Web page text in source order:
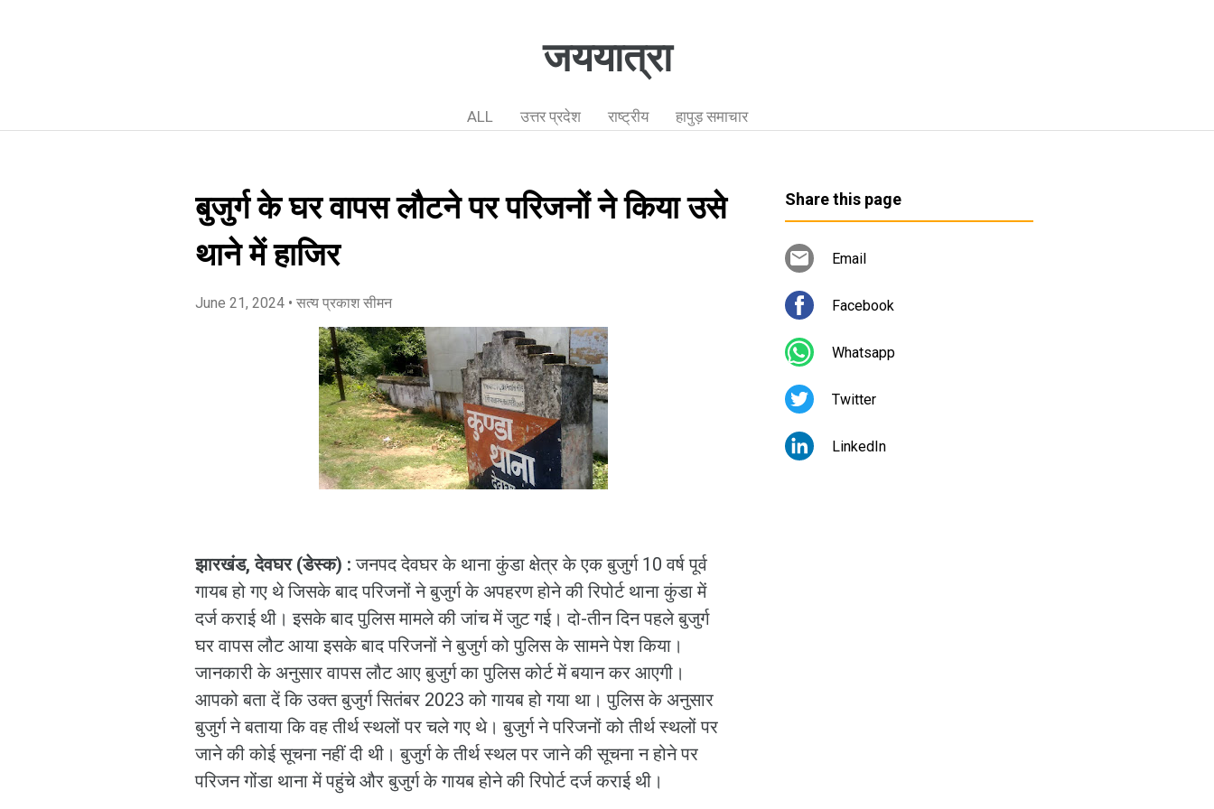
जययात्रा
ALL उत्तर प्रदेश राष्ट्रीय हापुड़ समाचार
बुजुर्ग के घर वापस लौटने पर परिजनों ने किया उसे
थाने में हाजिर
June 21, 2024 • सत्य प्रकाश सीमन
झारखंड, देवघर (डेस्क) : जनपद देवघर के थाना कुंडा क्षेत्र के एक बुजुर्ग 10 वर्ष पूर्व
गायब हो गए थे जिसके बाद परिजनों ने बुजुर्ग के अपहरण होने की रिपोर्ट थाना कुंडा में
दर्ज कराई थी। इसके बाद पुलिस मामले की जांच में जुट गई। दो-तीन दिन पहले बुजुर्ग
घर वापस लौट आया इसके बाद परिजनों ने बुजुर्ग को पुलिस के सामने पेश किया।
जानकारी के अनुसार वापस लौट आए बुजुर्ग का पुलिस कोर्ट में बयान कर आएगी।
आपको बता दें कि उक्त बुजुर्ग सितंबर 2023 को गायब हो गया था। पुलिस के अनुसार
बुजुर्ग ने बताया कि वह तीर्थ स्थलों पर चले गए थे। बुजुर्ग ने परिजनों को तीर्थ स्थलों पर
जाने की कोई सूचना नहीं दी थी। बुजुर्ग के तीर्थ स्थल पर जाने की सूचना न होने पर
परिजन गोंडा थाना में पहुंचे और बुजुर्ग के गायब होने की रिपोर्ट दर्ज कराई थी।
Share this page
Email
Facebook
Whatsapp
Twitter
LinkedIn